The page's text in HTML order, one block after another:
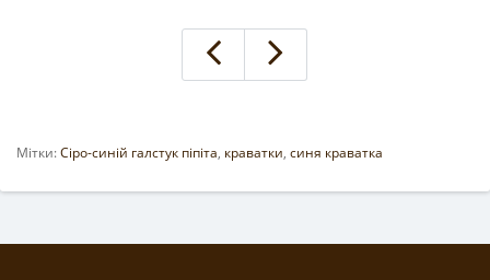
Мітки:Сіро-синій галстук піпіта, краватки, синя краватка